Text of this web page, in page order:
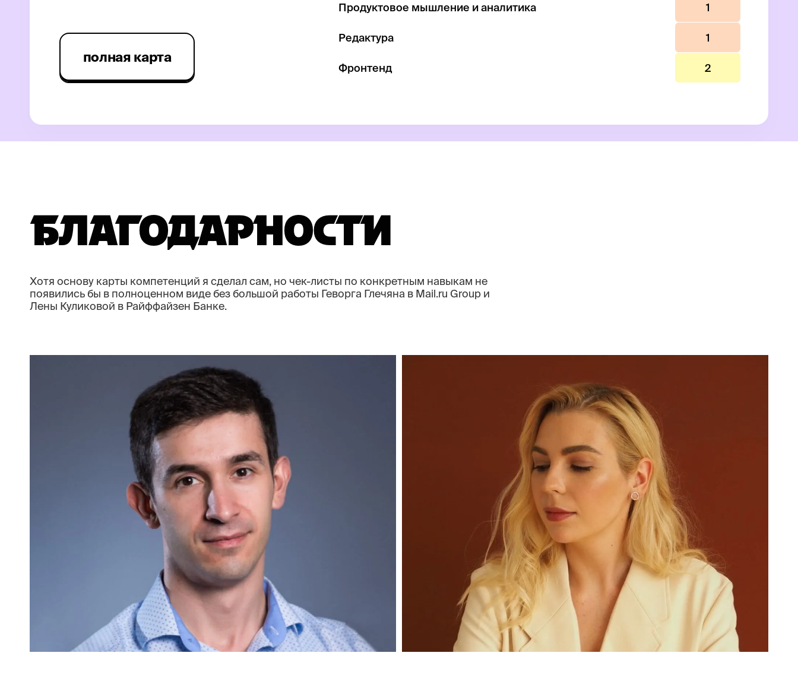
Продуктовое мышление и аналитика 1
Редактура 1
Фронтенд 2
полная карта
БЛАГОДАРНОС­ТИ
Хотя основу карты компетенций я сделал сам, но чек-листы по конкретным навыкам не
появились бы в полноценном виде без большой работы Геворга Глечяна в Mail.ru Group и
Лены Куликовой в Райффайзен Банке.